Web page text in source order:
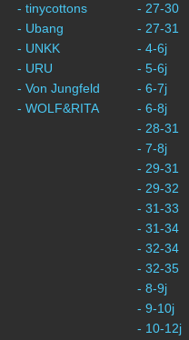
- tinycottons
- Ubang
- UNKK
- URU
- Von Jungfeld
- WOLF&RITA
- 27-30
- 27-31
- 4-6j
- 5-6j
- 6-7j
- 6-8j
- 28-31
- 7-8j
- 29-31
- 29-32
- 31-33
- 31-34
- 32-34
- 32-35
- 8-9j
- 9-10j
- 10-12j